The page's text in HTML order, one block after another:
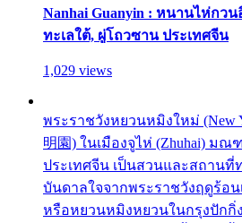
Nanhai Guanyin : หนานไห่กว
ทะเลใต้, ผู่โถวซาน ประเทศจีน
1,029 views
พระราชวังหยวนหมิงใหม่ (New
明園) ในเมืองจูไห่ (Zhuhai) มณ
ประเทศจีน เป็นสวนและสถานที่
บันดาลใจจากพระราชวังฤดูร้อนเ
หรือหยวนหมิงหยวนในกรุงปัก